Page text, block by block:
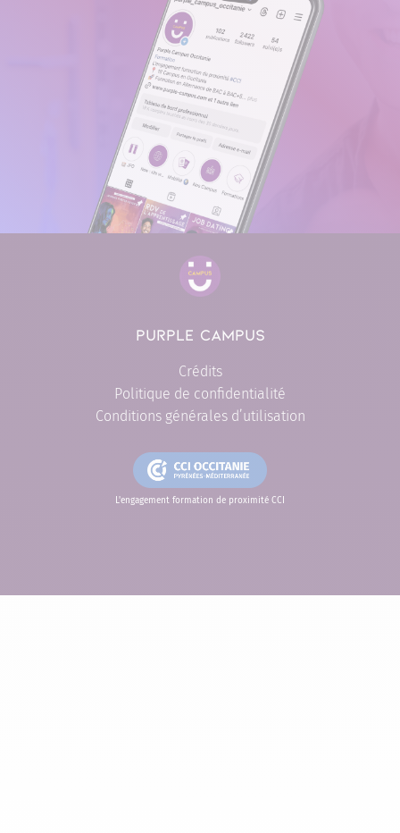
PURPLE CAMPUS
Crédits
Politique de confidentialité
Conditions générales d’utilisation
L'engagement formation de proximité CCI